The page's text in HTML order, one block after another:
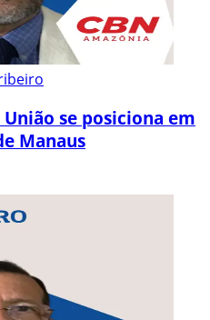
se posiciona em
Manaus